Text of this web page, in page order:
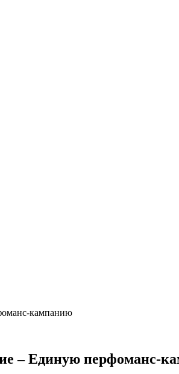
кампанию
– Единую перфоманс-